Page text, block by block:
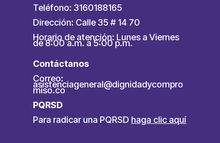
Teléfono: 3160188165
Dirección: Calle 35 # 14 70
Horario de atención: Lunes a Viernes
de 8:00 a.m. a 5:00 p.m.
Contáctanos
Correo:
asistenciageneral@dignidadycompro
miso.co
PQRSD
Para radicar una PQRSD haga clic aquí